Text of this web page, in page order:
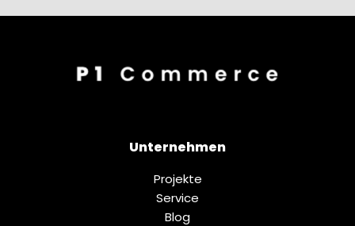
Unternehmen
Projekte
Service
Blog